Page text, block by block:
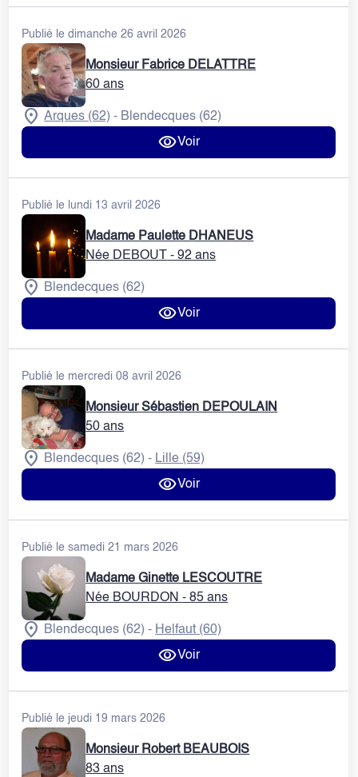
Publié le dimanche 26 avril 2026
Monsieur Fabrice DELATTRE
60 ans
Arques (62) - Blendecques (62)
Voir
Publié le lundi 13 avril 2026
Madame Paulette DHANEUS
Née DEBOUT
- 92 ans
Blendecques (62)
Voir
Publié le mercredi 08 avril 2026
Monsieur Sébastien DEPOULAIN
50 ans
Blendecques (62) - Lille (59)
Voir
Publié le samedi 21 mars 2026
Madame Ginette LESCOUTRE
Née BOURDON - 85 ans
Blendecques (62) - Helfaut (60)
Voir
Publié le jeudi 19 mars 2026
Monsieur Robert BEAUBOIS
83 ans